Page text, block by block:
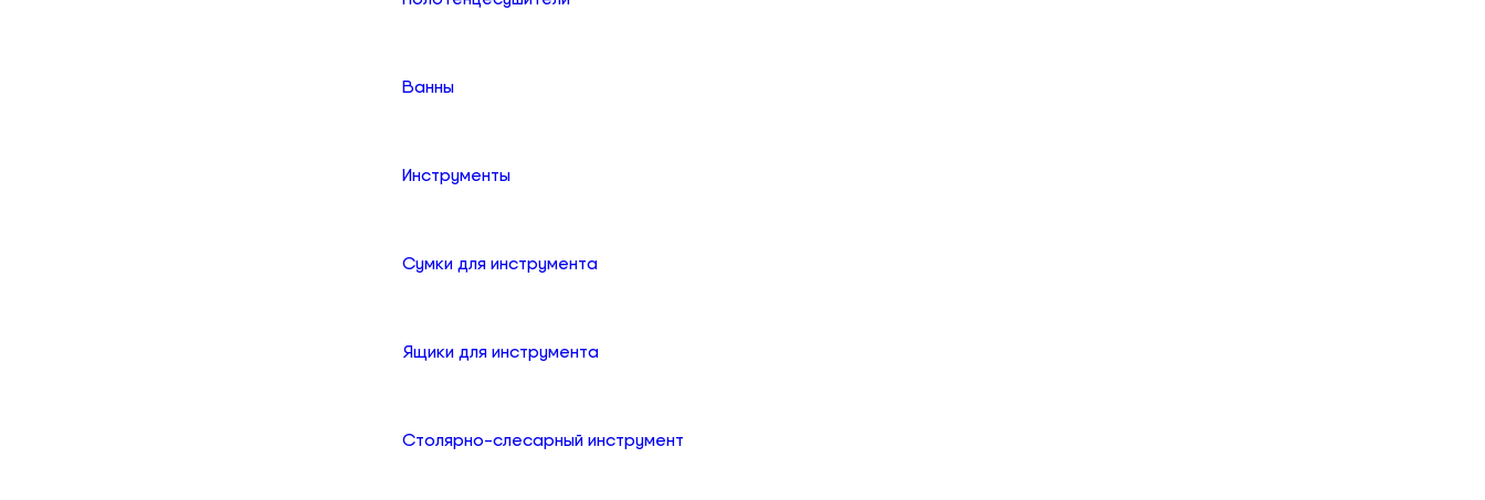
Ванны
Инструменты
Сумки для инструмента
Ящики для инструмента
Столярно-слесарный инструмент